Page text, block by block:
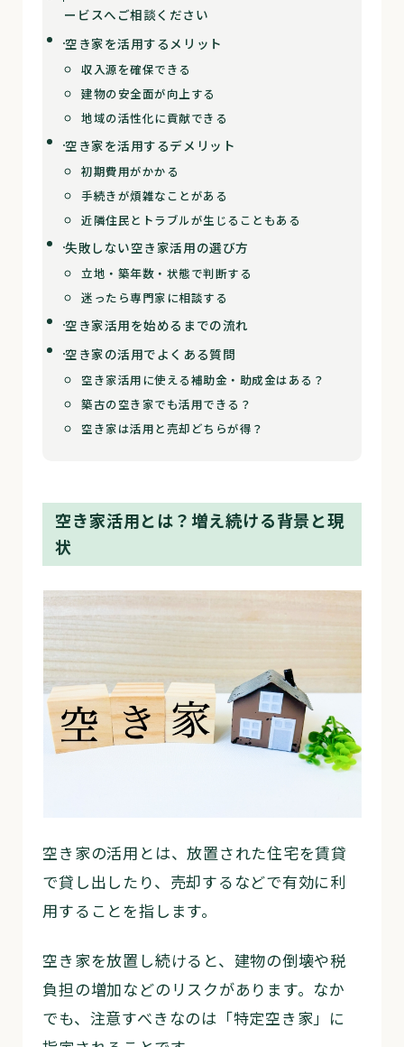
ービスへご相談ください
空き家を活用するメリット
収入源を確保できる
建物の安全面が向上する
地域の活性化に貢献できる
空き家を活用するデメリット
初期費用がかかる
手続きが煩雑なことがある
近隣住民とトラブルが生じることもある
失敗しない空き家活用の選び方
立地・築年数・状態で判断する
迷ったら専門家に相談する
空き家活用を始めるまでの流れ
空き家の活用でよくある質問
空き家活用に使える補助金・助成金はある？
築古の空き家でも活用できる？
空き家は活用と売却どちらが得？
空き家活用とは？増え続ける背景と現
状
空き家の活用とは、放置された住宅を賃貸
で貸し出したり、売却するなどで有効に利
用することを指します。
空き家を放置し続けると、建物の倒壊や税
負担の増加などのリスクがあります。なか
でも、注意すべきなのは「特定空き家」に